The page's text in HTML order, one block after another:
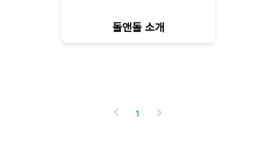
돌앤돌 소개
1